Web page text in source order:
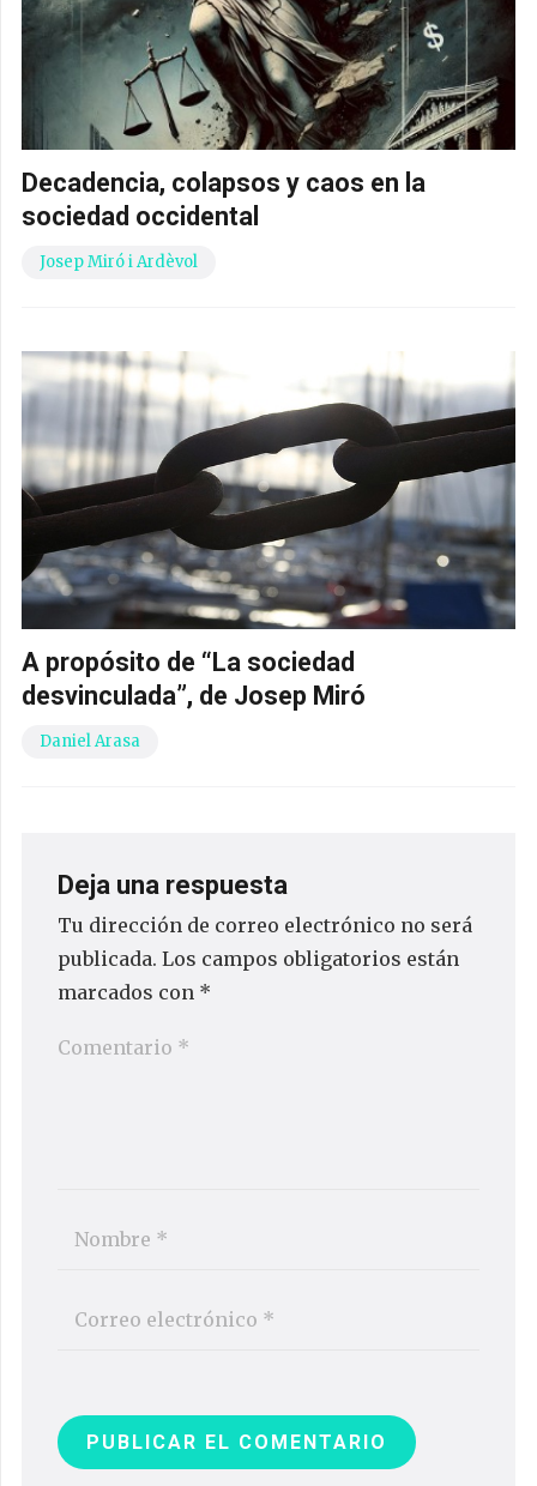
Decadencia, colapsos y caos en la
sociedad occidental
Josep Miró i Ardèvol
A propósito de “La sociedad
desvinculada”, de Josep Miró
Daniel Arasa
Deja una respuesta
Tu dirección de correo electrónico no será
publicada. Los campos obligatorios están
marcados con *
PUBLICAR EL COMENTARIO